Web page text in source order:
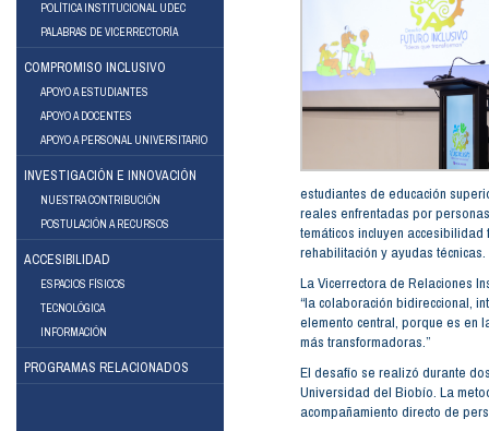
POLÍTICA INSTITUCIONAL UDEC
PALABRAS DE VICERRECTORÍA
COMPROMISO INCLUSIVO
APOYO A ESTUDIANTES
APOYO A DOCENTES
APOYO A PERSONAL UNIVERSITARIO
INVESTIGACIÓN E INNOVACIÓN
NUESTRA CONTRIBUCIÓN
POSTULACIÓN A RECURSOS
ACCESIBILIDAD
ESPACIOS FÍSICOS
TECNOLÓGICA
INFORMACIÓN
PROGRAMAS RELACIONADOS
estudiantes de educación
reales enfrentadas por
temáticos incluyen
rehabilitación y ayudas técnicas.
La Vicerrectora de Relaciones
“la colaboración bidireccional,
elemento central, porque es en
más transformadoras.”
El desafío se realizó durante
Universidad del Biobío. La
acompañamiento directo de
Instagram